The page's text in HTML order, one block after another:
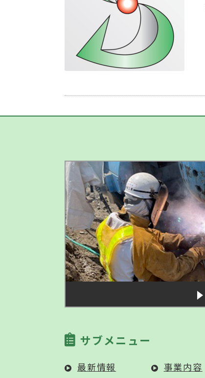
サブメニュー
最新情報 事業内容